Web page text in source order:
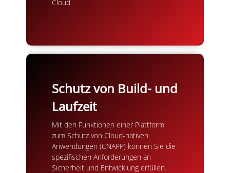
Cloud.
Schutz von Build- und
Laufzeit
Mit den Funktionen einer Plattform
zum Schutz von Cloud-nativen
Anwendungen (CNAPP) können Sie die
spezifischen Anforderungen an
Sicherheit und Entwicklung erfüllen.